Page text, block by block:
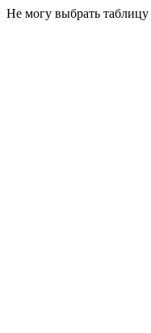
Не могу выбрать таблицу